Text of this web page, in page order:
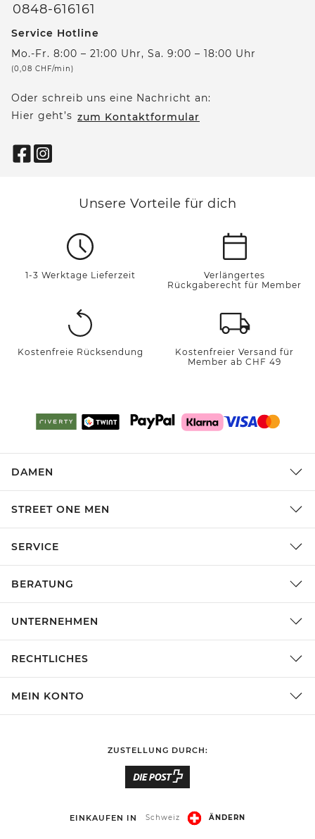
0848-616161
Service Hotline
Mo.-Fr. 8:00 – 21:00 Uhr, Sa. 9:00 – 18:00 Uhr
(0,08 CHF/min)
Oder schreib uns eine Nachricht an:
Hier geht’s zum Kontaktformular
Unsere Vorteile für dich
1-3 Werktage Lieferzeit
Verlängertes
Rückgaberecht für Member
Kostenfreie Rücksendung
Kostenfreier Versand für
Member ab CHF 49
DAMEN
STREET ONE MEN
SERVICE
BERATUNG
UNTERNEHMEN
RECHTLICHES
MEIN KONTO
ZUSTELLUNG DURCH:
EINKAUFEN IN Schweiz ÄNDERN